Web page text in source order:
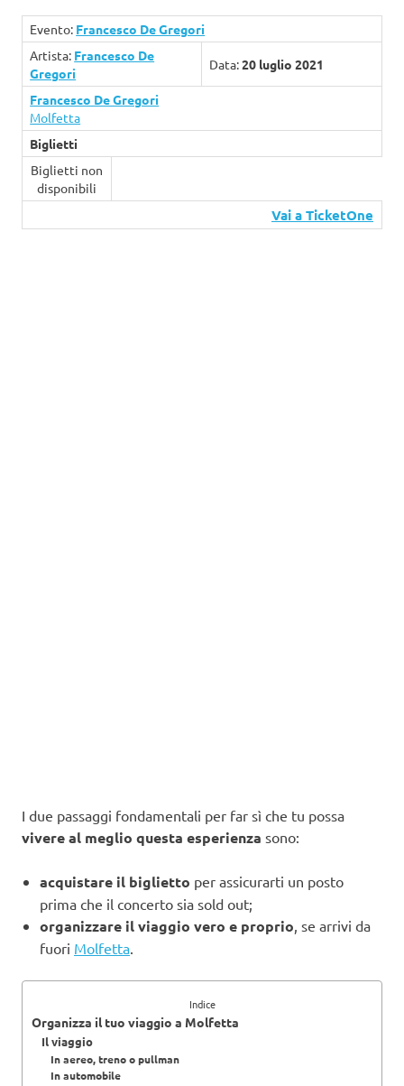
Evento: Francesco De Gregori
Artista: Francesco De
Gregori
Data:20 luglio 2021
Francesco De Gregori
Molfetta
Biglietti
Biglietti non
disponibili
Vai a TicketOne
I due passaggi fondamentali per far sì che tu possa
vivere al meglio questa esperienza sono:
acquistare il biglietto per assicurarti un posto
prima che il concerto sia sold out;
organizzare il viaggio vero e proprio , se arrivi da
fuori Molfetta
Indice
Organizza il tuo viaggio a Molfetta
Il viaggio
In aereo, treno o pullman
In automobile